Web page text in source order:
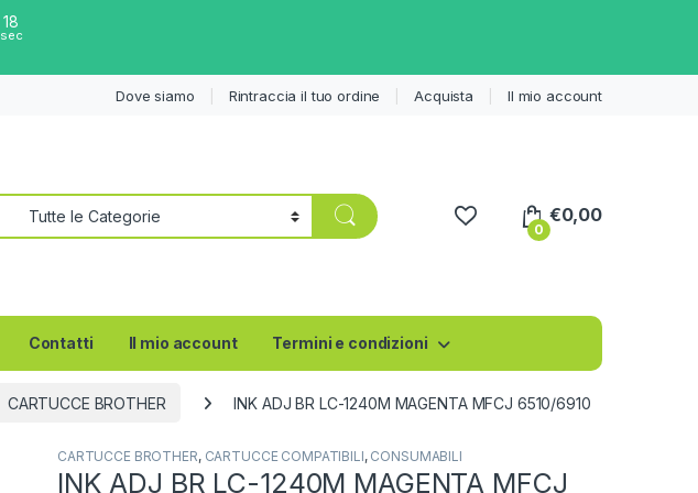
17
sec
Dove siamo Rintraccia il tuo ordine Acquista Il mio account
0
€0,00
Contatti Il mio account Termini e condizioni
CARTUCCE BROTHER INK ADJ BR LC-1240M MAGENTA MFCJ 6510/6910
CARTUCCE BROTHER, CARTUCCE COMPATIBILI, CONSUMABILI
INK ADJ BR LC-1240M MAGENTA MFCJ